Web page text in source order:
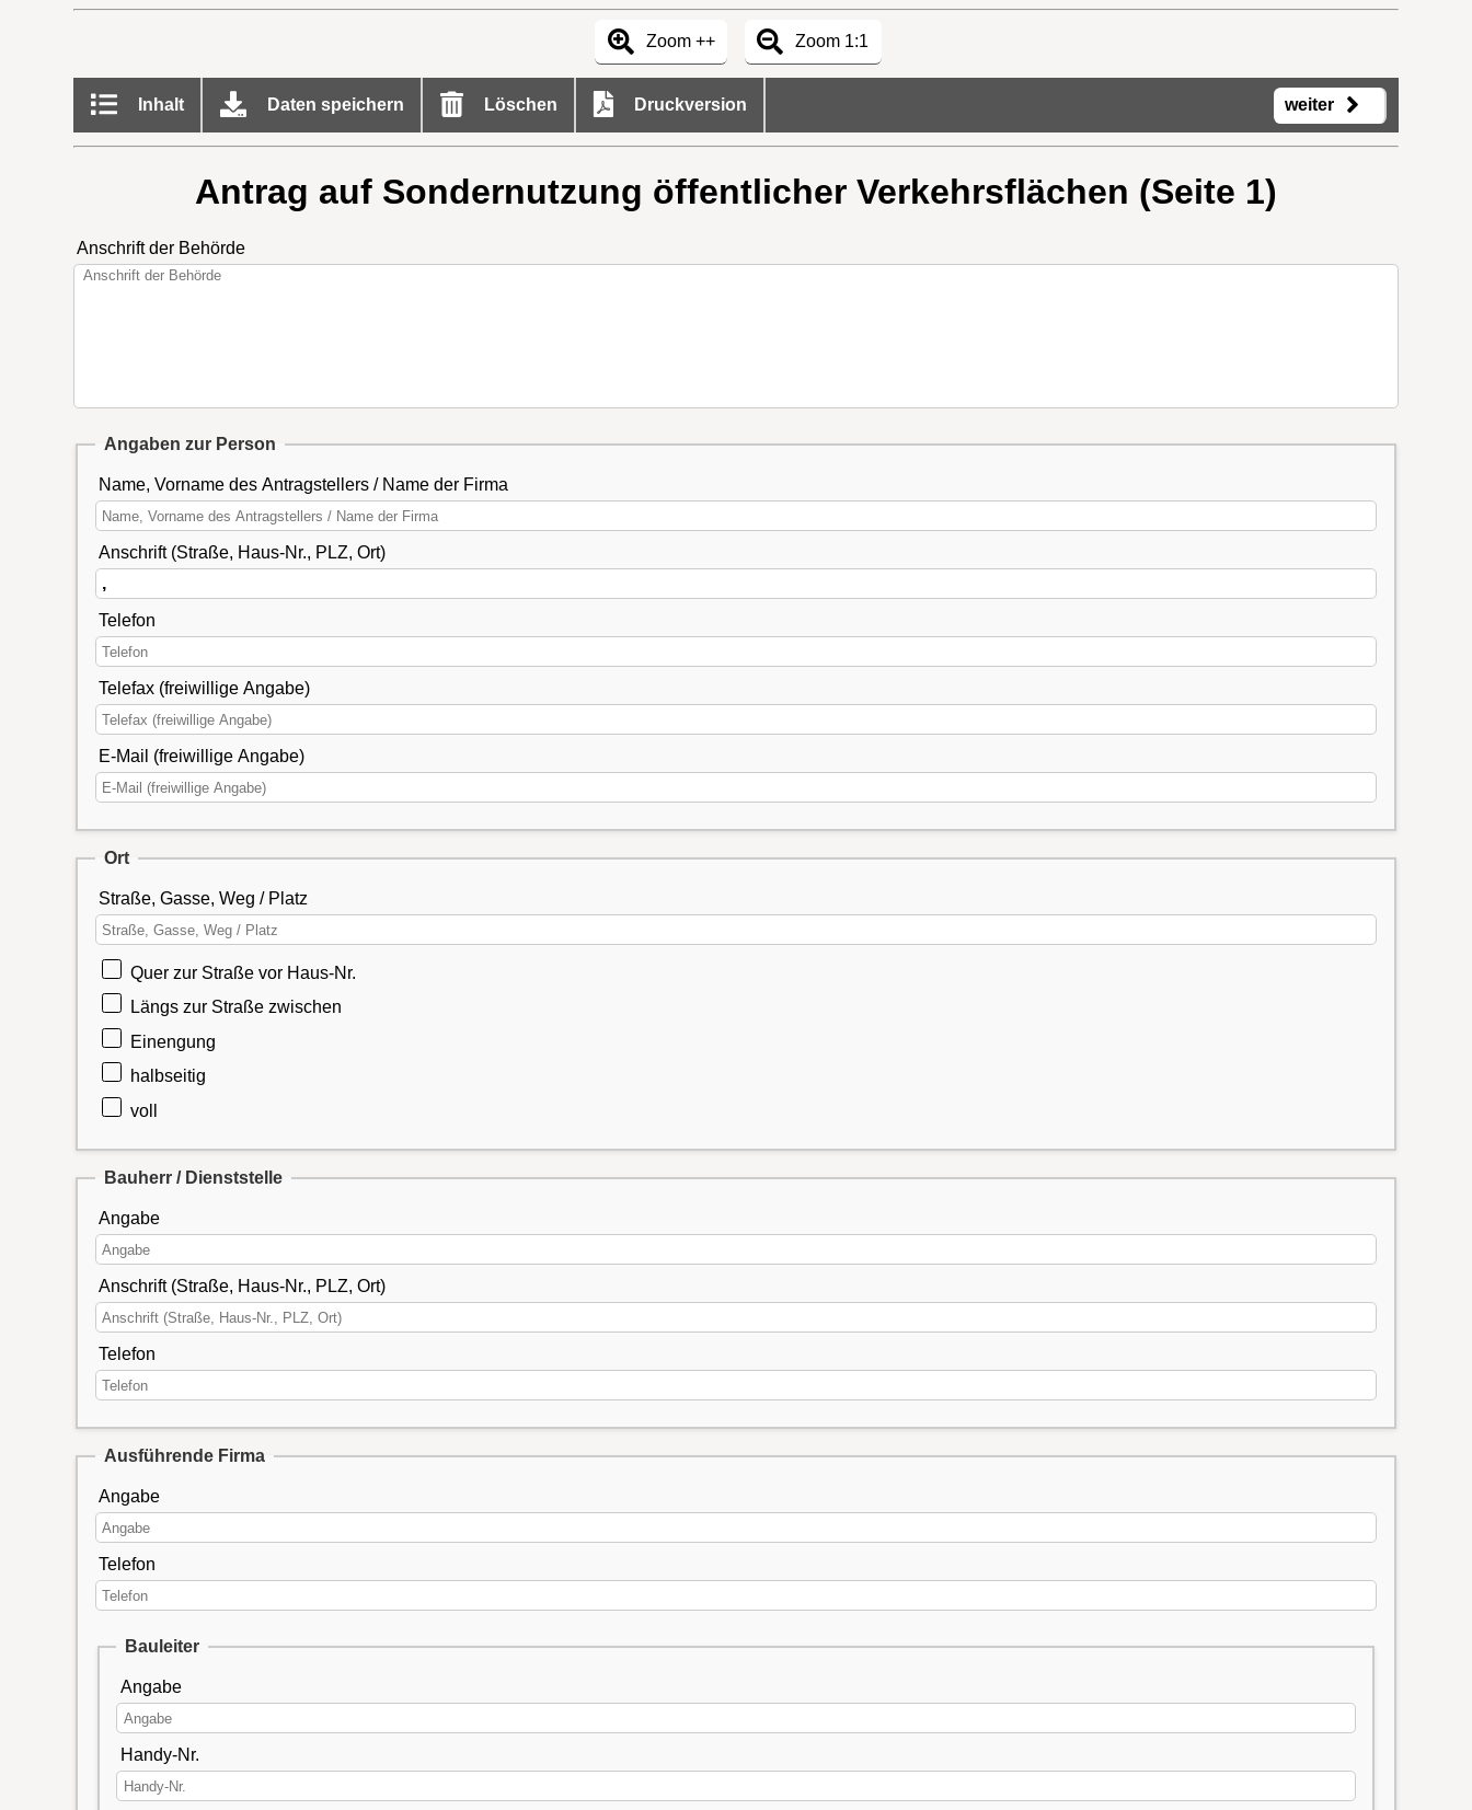
Zoom ++ Zoom 1:1
Inhalt Daten speichern Löschen Druckversion weiter
Antrag auf Sondernutzung öffentlicher Verkehrsflächen (Seite 1)
Anschrift der Behörde
Angaben zur Person
Name, Vorname des Antragstellers / Name der Firma
Anschrift (Straße, Haus-Nr., PLZ, Ort)
Telefon
Telefax (freiwillige Angabe)
E-Mail (freiwillige Angabe)
Ort
Straße, Gasse, Weg / Platz
Quer zur Straße vor Haus-Nr.
Längs zur Straße zwischen
Einengung
halbseitig
voll
Bauherr / Dienststelle
Angabe
Anschrift (Straße, Haus-Nr., PLZ, Ort)
Telefon
Ausführende Firma
Angabe
Telefon
Bauleiter
Angabe
Handy-Nr.